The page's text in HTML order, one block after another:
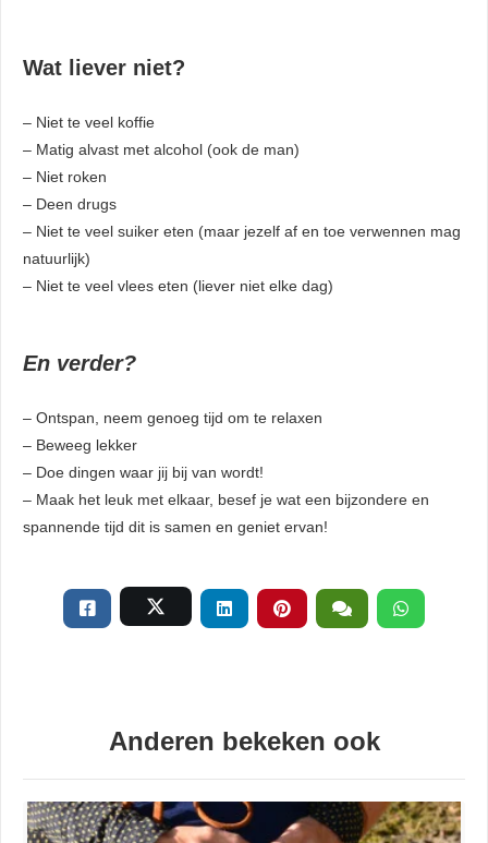
Wat liever niet?
– Niet te veel koffie
– Matig alvast met alcohol (ook de man)
– Niet roken
– Deen drugs
– Niet te veel suiker eten (maar jezelf af en toe verwennen mag
natuurlijk)
– Niet te veel vlees eten (liever niet elke dag)
En verder?
– Ontspan, neem genoeg tijd om te relaxen
– Beweeg lekker
– Doe dingen waar jij bij van wordt!
– Maak het leuk met elkaar, besef je wat een bijzondere en
spannende tijd dit is samen en geniet ervan!
Anderen bekeken ook